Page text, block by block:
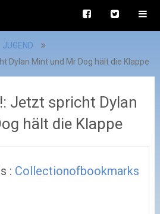
JUGEND
Dylan Mint und Mr Dog hält die Klappe
Jetzt spricht Dylan
hält die Klappe
: Collectionofbookmarks